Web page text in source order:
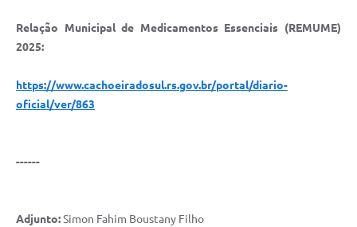
Relação Municipal de Medicamentos Essenciais (REMUME)
2025:
https://www.cachoeiradosul.rs.gov.br/portal/diario-
oficial/ver/863
------
Adjunto:Simon Fahim Boustany Filho